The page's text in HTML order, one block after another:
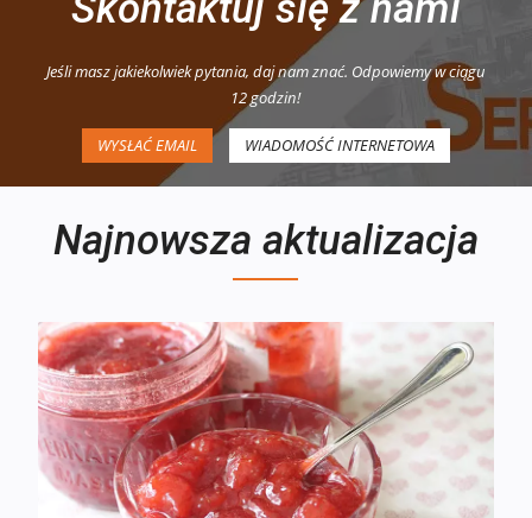
Jeśli masz jakiekolwiek pytania, daj nam znać. Odpowiemy w ciągu
12 godzin!
WYSŁAĆ EMAIL WIADOMOŚĆ INTERNETOWA
Najnowsza aktualizacja